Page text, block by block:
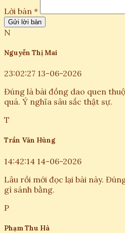
Lời bàn *
Gửi lời bàn
N
Nguyễn Thị Mai
23:02:27 13-06-2026
Đúng là bài đồng dao quen
quá. Ý nghĩa sâu sắc thật sự.
T
Trần Văn Hùng
14:42:14 14-06-2026
Lâu rồi mới đọc lại bài này.
gì sánh bằng.
P
Phạm Thu Hà